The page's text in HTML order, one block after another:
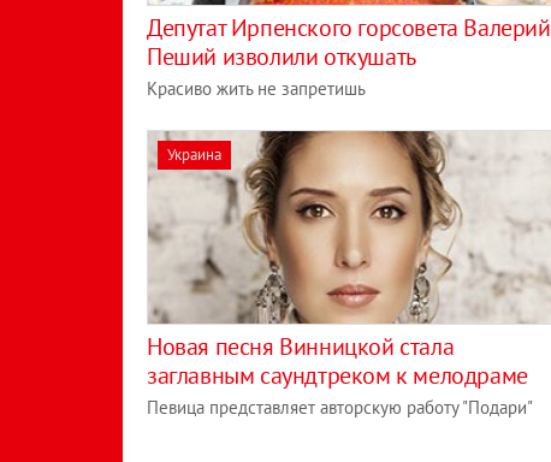
Депутат Ирпенского горсовета Валерий
Пеший изволили откушать
Красиво жить не запретишь
Украина
Новая песня Винницкой стала
заглавным саундтреком к мелодраме
Певица представляет авторскую работу "Подари"